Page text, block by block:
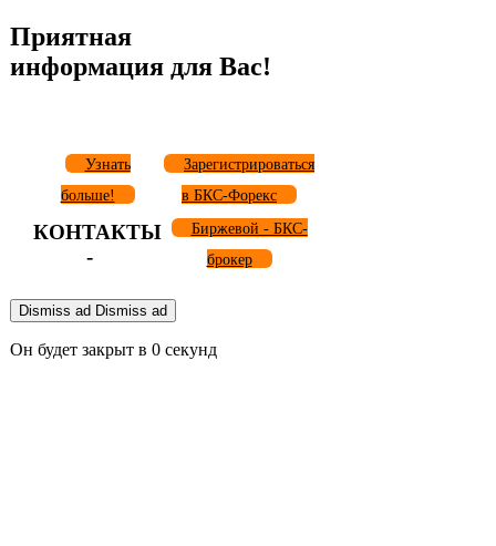
Приятная
информация для Вас!
Узнать
больше!
Зарегистрироваться
в БКС-Форекс
КОНТАКТЫ
-
Биржевой - БКС-
брокер
Dismiss ad Dismiss ad
Он будет закрыт в 0 секунд